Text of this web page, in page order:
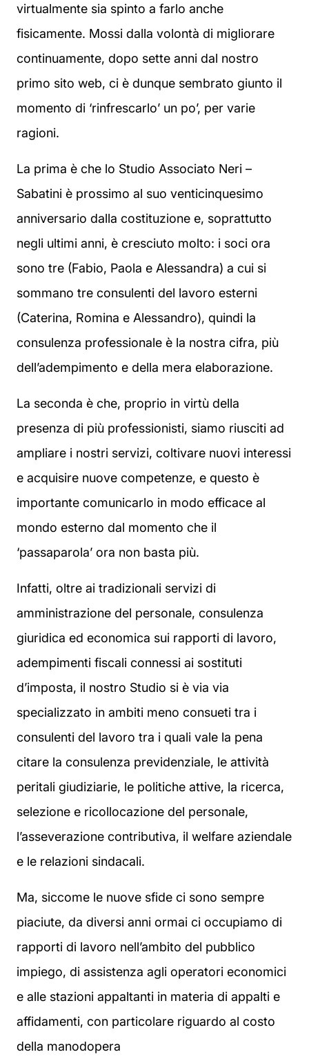
virtualmente sia spinto a farlo anche
fisicamente. Mossi dalla volontà di migliorare
continuamente, dopo sette anni dal nostro
primo sito web, ci è dunque sembrato giunto il
momento di ‘rinfrescarlo’ un po’, per varie
ragioni.
La prima è che lo Studio Associato Neri –
Sabatini è prossimo al suo venticinquesimo
anniversario dalla costituzione e, soprattutto
negli ultimi anni, è cresciuto molto: i soci ora
sono tre (Fabio, Paola e Alessandra) a cui si
sommano tre consulenti del lavoro esterni
(Caterina, Romina e Alessandro), quindi la
consulenza professionale è la nostra cifra, più
dell’adempimento e della mera elaborazione.
La seconda è che, proprio in virtù della
presenza di più professionisti, siamo riusciti ad
ampliare i nostri servizi, coltivare nuovi interessi
e acquisire nuove competenze, e questo è
importante comunicarlo in modo efficace al
mondo esterno dal momento che il
‘passaparola’ ora non basta più.
Infatti, oltre ai tradizionali servizi di
amministrazione del personale, consulenza
giuridica ed economica sui rapporti di lavoro,
adempimenti fiscali connessi ai sostituti
d’imposta, il nostro Studio si è via via
specializzato in ambiti meno consueti tra i
consulenti del lavoro tra i quali vale la pena
citare la consulenza previdenziale, le attività
peritali giudiziarie, le politiche attive, la ricerca,
selezione e ricollocazione del personale,
l’asseverazione contributiva, il welfare aziendale
e le relazioni sindacali.
Ma, siccome le nuove sfide ci sono sempre
piaciute, da diversi anni ormai ci occupiamo di
rapporti di lavoro nell’ambito del pubblico
impiego, di assistenza agli operatori economici
e alle stazioni appaltanti in materia di appalti e
affidamenti, con particolare riguardo al costo
della manodopera